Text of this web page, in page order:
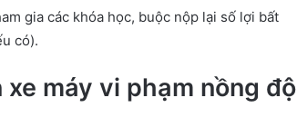
gia các khóa học, buộc nộp lại số lợi bất
có).
máy vi phạm nồng độ